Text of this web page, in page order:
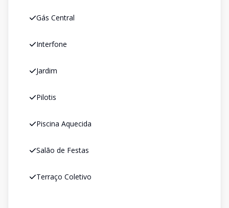
Gás Central
Interfone
Jardim
Pilotis
Piscina Aquecida
Salão de Festas
Terraço Coletivo